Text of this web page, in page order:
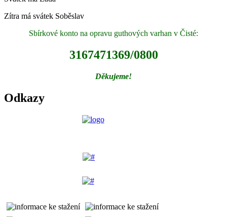
Zítra má svátek Soběslav
Sbírkové konto na opravu guthových varhan v Čisté:
3167471369/0800
Děkujeme!
Odkazy